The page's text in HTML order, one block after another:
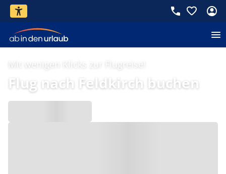
Mit wenigen Klicks zur Flugreise!
Flug nach Feldkirch buchen